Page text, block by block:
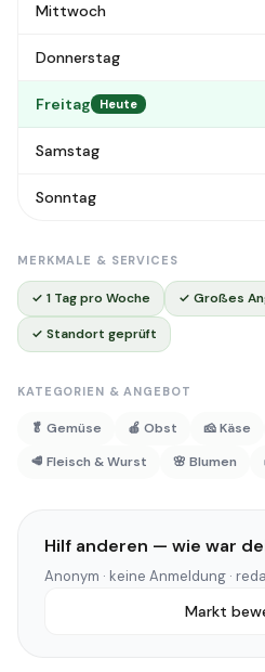
Mittwoch
Donnerstag
Freitag Heute
Samstag
Sonntag
MERKMALE & SERVICES
✓ 1 Tag pro Woche ✓ Großes
✓ Standort geprüft
KATEGORIEN & ANGEBOT
🥬 Gemüse 🍎 Obst 🧀 Käse
🥩 Fleisch & Wurst
🌸 Blumen
Hilf anderen — wie war
Anonym · keine Anmeldung ·
Markt